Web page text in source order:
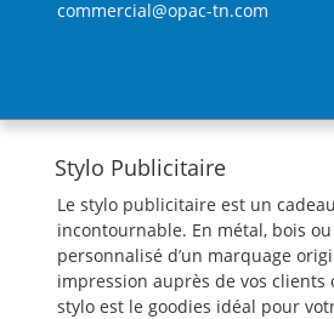
commercial@opac-tn.com
Stylo Publicitaire
Le stylo publicitaire est un
incontournable. En métal, bois ou
personnalisé d’un marquage
impression auprès de vos clients
stylo est le goodies idéal pour